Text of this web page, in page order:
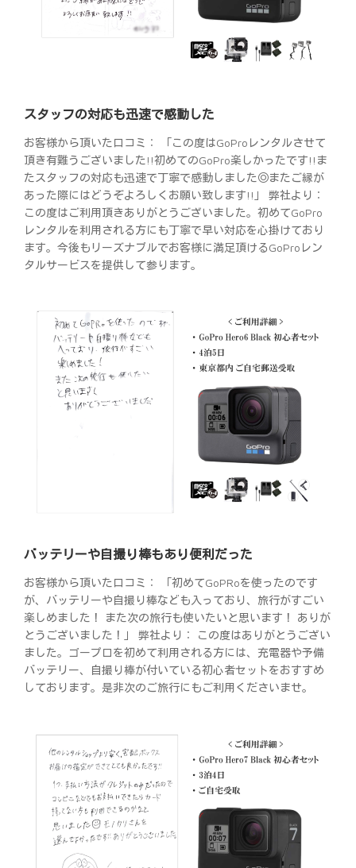
スタッフの対応も迅速で感動した
お客様から頂いた口コミ： 「この度はGoProレンタルさせて
頂き有難うございました!!初めてのGoPro楽しかったです!!ま
たスタッフの対応も迅速で丁寧で感動しました◎またご縁が
あった際にはどうぞよろしくお願い致します!!」 弊社より：
この度はご利用頂きありがとうございました。初めてGoPro
レンタルを利用される方にも丁寧で早い対応を心掛けており
ます。今後もリーズナブルでお客様に満足頂けるGoProレン
タルサービスを提供して参ります。
バッテリーや自撮り棒もあり便利だった
お客様から頂いた口コミ： 「初めてGoPRoを使ったのです
が、バッテリーや自撮り棒なども入っており、旅行がすごい
楽しめました！ また次の旅行も使いたいと思います！ ありが
とうございました！」 弊社より： この度はありがとうござい
ました。ゴープロを初めて利用される方には、充電器や予備
バッテリー、自撮り棒が付いている初心者セットをおすすめ
しております。是非次のご旅行にもご利用くださいませ。